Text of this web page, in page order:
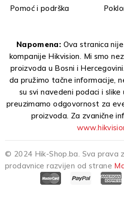
Pomoć i podrška
Napomena: Ova stranica
kompanije Hikvision. Mi smo
proizvoda u Bosni i
da pružimo tačne informacije,
su svi navedeni podaci i
preuzimamo odgovornost za
proizvoda. Za zvanične
© 2024 Hik-Shop.ba. Sva prava
prodavnice razvijen od strane